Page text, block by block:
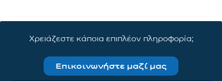
Χρειάζεστε κάποια επιπλέον πληροφορία;
Επικοινωνήστε μαζί μας